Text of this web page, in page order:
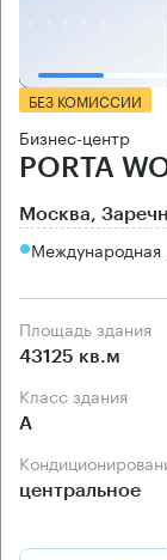
БЕЗ КОМИССИИ
Бизнес-центр
PORTA
Москва,
Площадь здания
43125 кв.м
Класс здания
А
центральное